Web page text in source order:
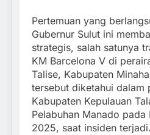
Pertemuan yang
Gubernur Sulut ini
strategis, salah satunya
KM Barcelona V di
Talise, Kabupaten
tersebut diketahui dalam
Kabupaten Kepulauan
Pelabuhan Manado
2025, saat insiden terjadi.